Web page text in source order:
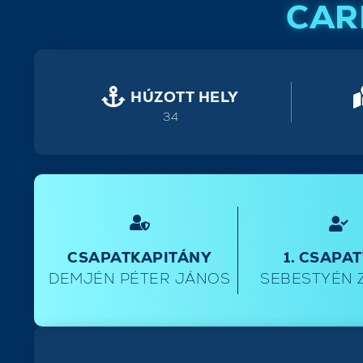
HÚZOTT HELY
34
CSAPATKAPITÁNY
DEMJÉN PÉTER JÁNOS
1.
SEBESTYÉN